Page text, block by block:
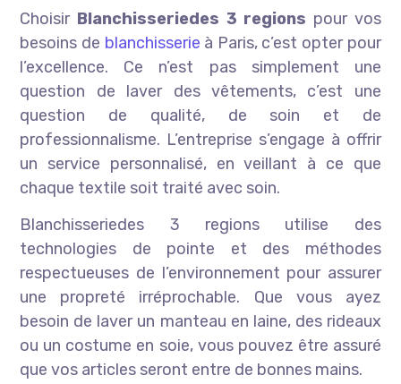
Choisir Blanchisseriedes 3 regions pour vos
besoins de blanchisserie à Paris, c’est opter pour
l’excellence. Ce n’est pas simplement une
question de laver des vêtements, c’est une
question de qualité, de soin et de
professionnalisme. L’entreprise s’engage à offrir
un service personnalisé, en veillant à ce que
chaque textile soit traité avec soin.
Blanchisseriedes 3 regions utilise des
technologies de pointe et des méthodes
respectueuses de l’environnement pour assurer
une propreté irréprochable. Que vous ayez
besoin de laver un manteau en laine, des rideaux
ou un costume en soie, vous pouvez être assuré
que vos articles seront entre de bonnes mains.